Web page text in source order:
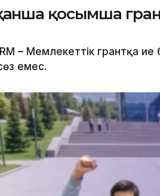
қосымша
– Мемлекеттік грантқа
емес.